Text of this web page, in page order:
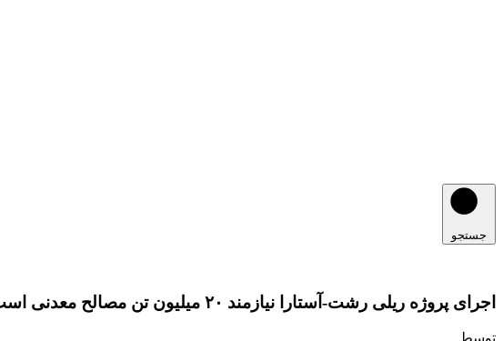
جستجو
اجرای پروژه ریلی رشت-آستارا نیازمند ۲۰ میلیون تن مصالح معدنی است